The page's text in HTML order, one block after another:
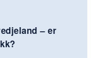
– er